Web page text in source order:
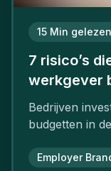
15 Min gelezen
7 risico’s
werkgever
Bedrijven
budgetten in
Employer